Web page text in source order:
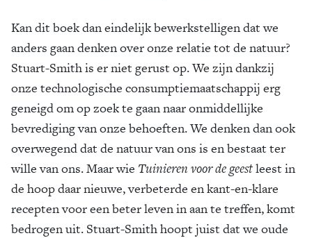
Kan dit boek dan eindelijk bewerkstelligen dat we
anders gaan denken over onze relatie tot de natuur?
Stuart-Smith is er niet gerust op. We zijn dankzij
onze technologische consumptiemaatschappij erg
geneigd om op zoek te gaan naar onmiddellijke
bevrediging van onze behoeften. We denken dan ook
overwegend dat de natuur van ons is en bestaat ter
wille van ons. Maar wie Tuinieren voor de geestleest in
de hoop daar nieuwe, verbeterde en kant-en-klare
recepten voor een beter leven in aan te treffen, komt
bedrogen uit. Stuart-Smith hoopt juist dat we oude